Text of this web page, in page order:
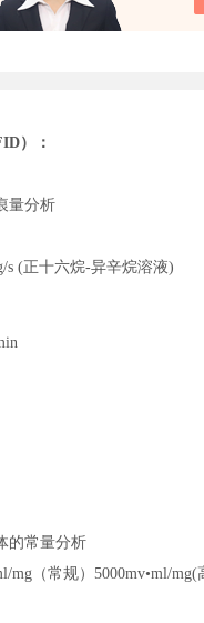
）：
量分析
s (正十六烷-异辛烷溶液)
的常量分析
mg（常规） 5000mv•ml/